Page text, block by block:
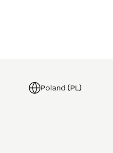
Poland (PL)